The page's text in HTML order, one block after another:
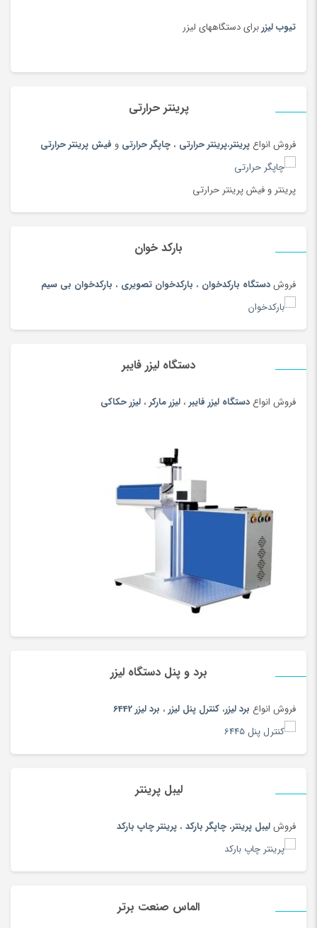
تیوب لیزربرای دستگاههای لیزر
پرینتر حرارتی
فروش انواع پرینتر،پرینتر حرارتی ، چاپگر حرارتی و فیش پرینتر حرارتی
پرینتر و فیش پرینتر حرارتی
بارکد خوان
فروشدستگاه بارکدخوان ، بارکدخوان تصویری ، بارکدخوان بی سیم
دستگاه لیزر فایبر
فروش انواع دستگاه لیزر فایبر ، لیزر مارکر ، لیزر حکاکی
برد و پنل دستگاه لیزر
فروش انواع برد لیزر، کنترل پنل لیزر ، برد لیزر 6442
لیبل پرینتر
فروشلیبل پرینتر، چاپگر بارکد ، پرینتر چاپ بارکد
الماس صنعت برتر